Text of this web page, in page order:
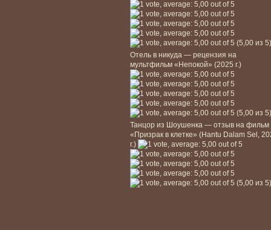
(5,00 из 5)
Отель в никуда — рецензия на
мультфильм «Непокой» (2025 г.)
(5,00 из 5)
Танцор из Шоушенка — отзыв на фильм
«Призрак в клетке» (Hantu Dalam Sel,
г.)
(5,00 из 5)